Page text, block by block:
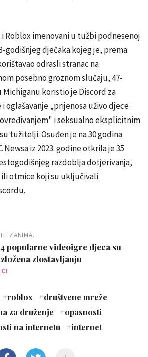
i Roblox imenovani u tužbi podnesenoj
godišnjeg dječaka kojeg je, prema
odrasli stranac na
posebno groznom slučaju, 47-
Michiganu koristio je Discord za
oglašavanje „prijenosa uživo djece
i seksualno eksplicitnim
tužitelji. Osuđen je na 30 godina
Newsa iz 2023. godine otkrila je 35
razdoblja dotjerivanja,
ili otmice koji su uključivali
ZANIMA...
popularne videoigre djeca su
zlostavljanju
#roblox #društvene mreže
za druženje #opasnosti
na internetu #internet